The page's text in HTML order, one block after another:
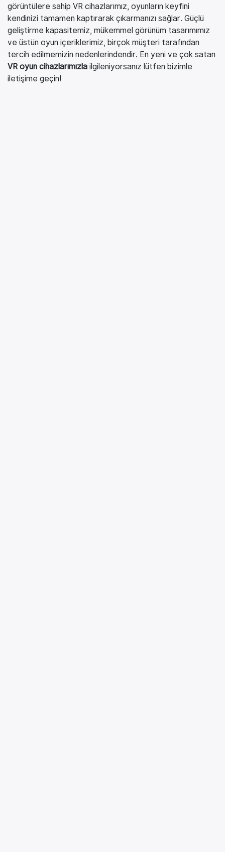
görüntülere sahip VR cihazlarımız, oyunların keyfini
kendinizi tamamen kaptırarak çıkarmanızı sağlar. Güçlü
geliştirme kapasitemiz, mükemmel görünüm tasarımımız
ve üstün oyun içeriklerimiz, birçok müşteri tarafından
tercih edilmemizin nedenlerindendir. En yeni ve çok satan
VR oyun cihazlarımızla ilgileniyorsanız lütfen bizimle
iletişime geçin!